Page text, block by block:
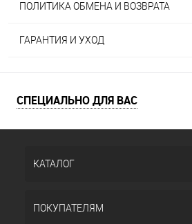
ПОЛИТИКА ОБМЕНА И ВОЗВРАТА
ГАРАНТИЯ И УХОД
СПЕЦИАЛЬНО ДЛЯ ВАС
КАТАЛОГ
ПОКУПАТЕЛЯМ